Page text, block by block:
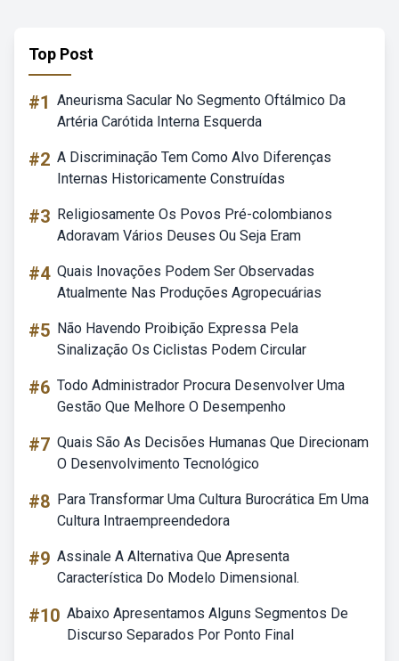
Top Post
#1 Aneurisma Sacular No Segmento Oftálmico Da
Artéria Carótida Interna Esquerda
#2 A Discriminação Tem Como Alvo Diferenças
Internas Historicamente Construídas
#3 Religiosamente Os Povos Pré-colombianos
Adoravam Vários Deuses Ou Seja Eram
#4 Quais Inovações Podem Ser Observadas
Atualmente Nas Produções Agropecuárias
#5 Não Havendo Proibição Expressa Pela
Sinalização Os Ciclistas Podem Circular
#6 Todo Administrador Procura Desenvolver Uma
Gestão Que Melhore O Desempenho
#7 Quais São As Decisões Humanas Que Direcionam
O Desenvolvimento Tecnológico
#8 Para Transformar Uma Cultura Burocrática Em Uma
Cultura Intraempreendedora
#9 Assinale A Alternativa Que Apresenta
Característica Do Modelo Dimensional.
#10 Abaixo Apresentamos Alguns Segmentos De
Discurso Separados Por Ponto Final